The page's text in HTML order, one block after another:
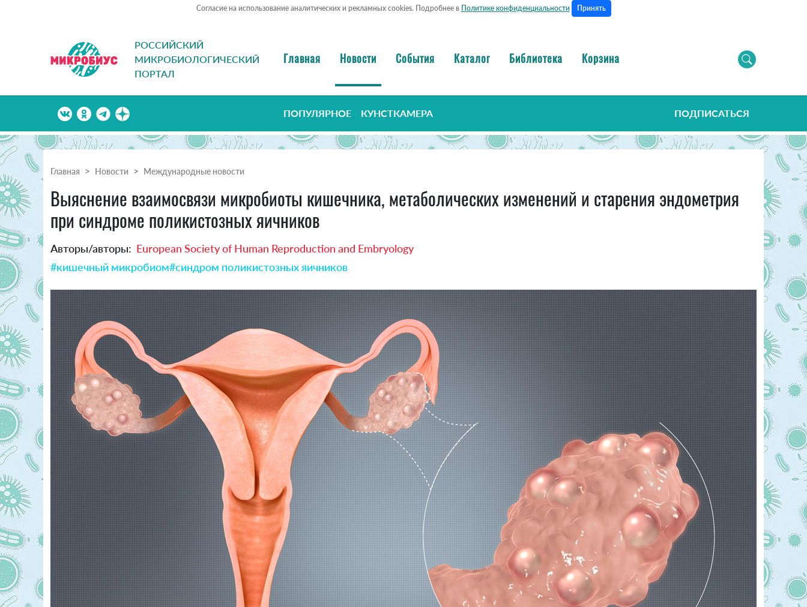
Согласие на использование аналитических и рекламных cookies. Подробнее в Политике конфиденциальности Принять
РОССИЙСКИЙ
МИКРОБИОЛОГИЧЕСКИЙ
ПОРТАЛ
Главная Новости События Каталог Библиотека Корзина
ПОПУЛЯРНОЕ КУНСТКАМЕРА ПОДПИСАТЬСЯ
Главная Новости Международные новости
Выяснение взаимосвязи микробиоты кишечника, метаболических изменений и старения эндометрия
при синдроме поликистозных яичников
Авторы/авторы: European Society of Human Reproduction and Embryology
#кишечный микробиом#синдром поликистозных яичников